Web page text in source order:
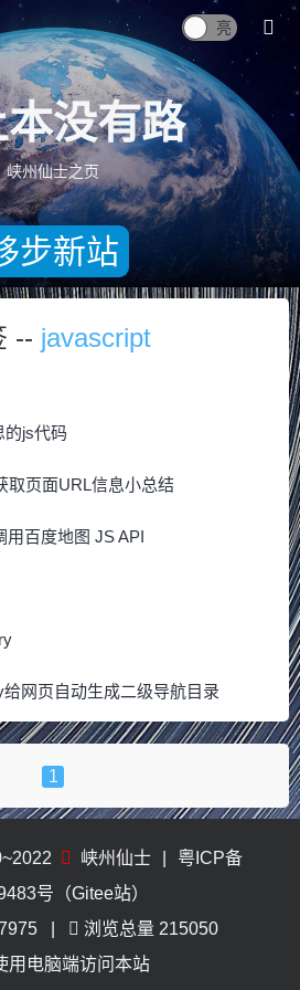
没有路
峡州仙士之页
步新站
-- javascript
的js代码
取页面URL信息小总结
用百度地图 JS API
网页自动生成二级导航目录
1
峡州仙士
粤ICP备
号（Gitee站）
浏览总量 215050
用电脑端访问本站